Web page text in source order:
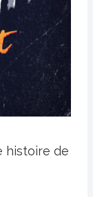
histoire de